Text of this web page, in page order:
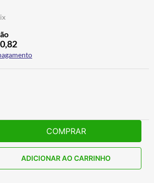
,82
COMPRAR
ADICIONAR AO CARRINHO